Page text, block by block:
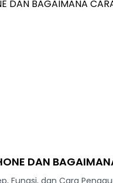
DAN
Fungsi, dan Cara